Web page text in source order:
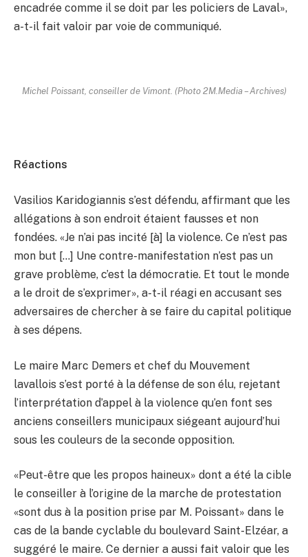
encadrée comme il se doit par les policiers de Laval»,
a-t-il fait valoir par voie de communiqué.
Michel Poissant, conseiller de Vimont. (Photo 2M.Media – Archives)
Réactions
Vasilios Karidogiannis s’est défendu, affirmant que les
allégations à son endroit étaient fausses et non
fondées. «Je n’ai pas incité [à] la violence. Ce n’est pas
mon but […] Une contre-manifestation n’est pas un
grave problème, c’est la démocratie. Et tout le monde
a le droit de s’exprimer», a-t-il réagi en accusant ses
adversaires de chercher à se faire du capital politique
à ses dépens.
Le maire Marc Demers et chef du Mouvement
lavallois s’est porté à la défense de son élu, rejetant
l’interprétation d’appel à la violence qu’en font ses
anciens conseillers municipaux siégeant aujourd’hui
sous les couleurs de la seconde opposition.
«Peut-être que les propos haineux» dont a été la cible
le conseiller à l’origine de la marche de protestation
«sont dus à la position prise par M. Poissant» dans le
cas de la bande cyclable du boulevard Saint-Elzéar, a
suggéré le maire. Ce dernier a aussi fait valoir que les